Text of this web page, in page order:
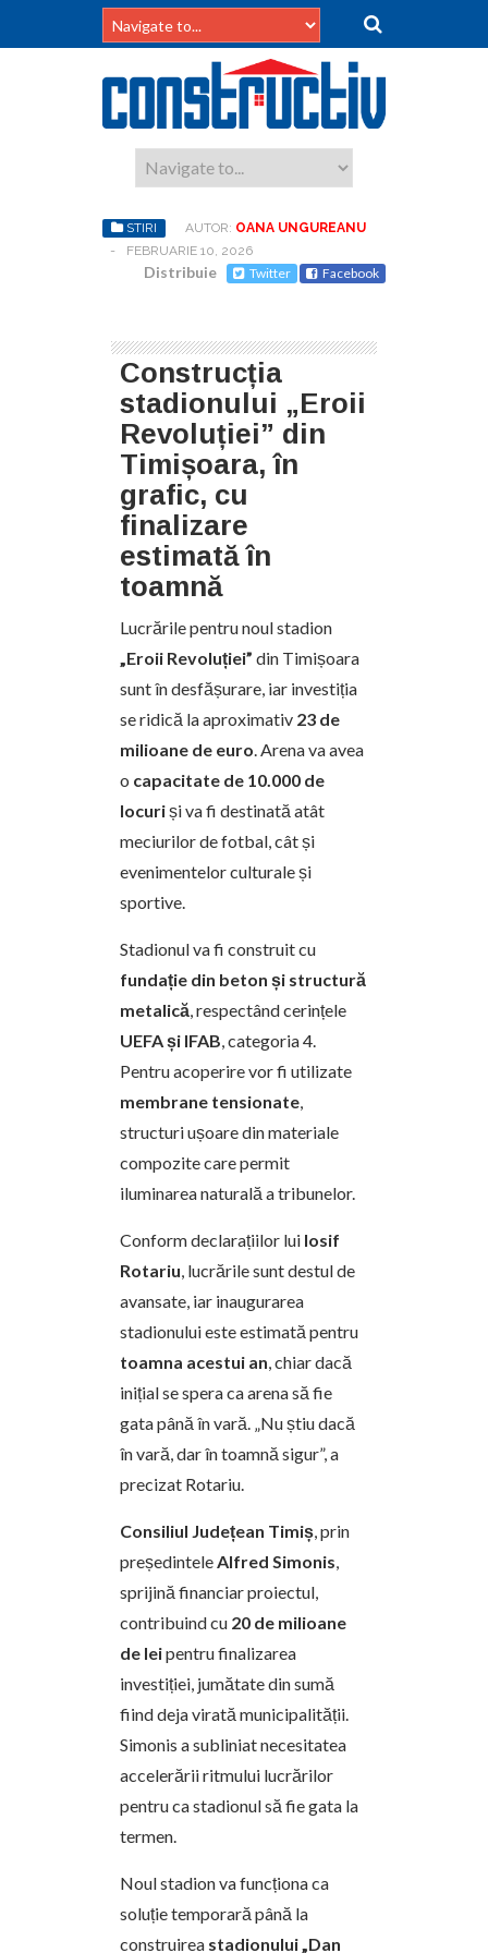
STIRI AUTOR: OANA UNGUREANU
-
FEBRUARIE 10, 2026
Distribuie Twitter Facebook
Construcția
stadionului „Eroii
Revoluției” din
Timișoara, în
grafic, cu
finalizare
estimată în
toamnă
Lucrările pentru noul stadion
„Eroii Revoluției” din Timișoara
sunt în desfășurare, iar investiția
se ridică la aproximativ 23 de
milioane de euro. Arena va avea
o capacitate de 10.000 de
locuriși va fi destinată atât
meciurilor de fotbal, cât și
evenimentelor culturale și
sportive.
Stadionul va fi construit cu
fundație din beton și structură
metalică, respectând cerințele
UEFA și IFAB, categoria 4.
Pentru acoperire vor fi utilizate
membrane tensionate,
structuri ușoare din materiale
compozite care permit
iluminarea naturală a tribunelor.
Conform declarațiilor lui Iosif
Rotariu, lucrările sunt destul de
avansate, iar inaugurarea
stadionului este estimată pentru
toamna acestui an, chiar dacă
inițial se spera ca arena să fie
gata până în vară. „Nu știu dacă
în vară, dar în toamnă sigur”, a
precizat Rotariu.
Consiliul Județean Timiș, prin
președinteleAlfred Simonis,
sprijină financiar proiectul,
contribuind cu 20 de milioane
de leipentru finalizarea
investiției, jumătate din sumă
fiind deja virată municipalității.
Simonis a subliniat necesitatea
accelerării ritmului lucrărilor
pentru ca stadionul să fie gata la
termen.
Noul stadion va funcționa ca
soluție temporară până la
construirea stadionului „Dan